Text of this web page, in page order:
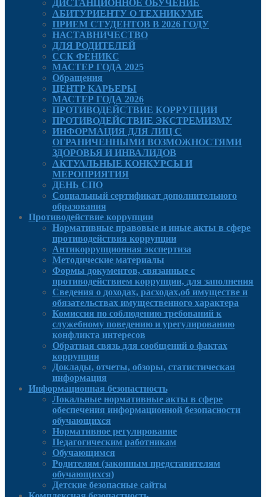
ДИСТАНЦИОННОЕ ОБУЧЕНИЕ
АБИТУРИЕНТУ О ТЕХНИКУМЕ
ПРИЕМ СТУДЕНТОВ В 2026 ГОДУ
НАСТАВНИЧЕСТВО
ДЛЯ РОДИТЕЛЕЙ
ССК ФЕНИКС
МАСТЕР ГОДА 2025
Обращения
ЦЕНТР КАРЬЕРЫ
МАСТЕР ГОДА 2026
ПРОТИВОДЕЙСТВИЕ КОРРУПЦИИ
ПРОТИВОДЕЙСТВИЕ ЭКСТРЕМИЗМУ
ИНФОРМАЦИЯ ДЛЯ ЛИЦ С
ОГРАНИЧЕННЫМИ ВОЗМОЖНОСТЯМИ
ЗДОРОВЬЯ И ИНВАЛИДОВ
АКТУАЛЬНЫЕ КОНКУРСЫ И
МЕРОПРИЯТИЯ
ДЕНЬ СПО
Социальный сертификат дополнительного
образования
Противодействие коррупции
Нормативные правовые и иные акты в сфере
противодействия коррупции
Антикоррупционная экспертиза
Методические материалы
Формы документов, связанные с
противодействием коррупции, для заполнения
Сведения о доходах, расходах,об имуществе и
обязательствах имущественного характера
Комиссия по соблюдению требований к
служебному поведению и урегулированию
конфликта интересов
Обратная связь для сообщений о фактах
коррупции
Доклады, отчеты, обзоры, статистическая
информация
Информационная безопастность
Локальные нормативные акты в сфере
обеспечения информационной безопасности
обучающихся
Нормативное регулирование
Педагогическим работникам
Обучающимся
Родителям (законным представителям
обучающихся)
Детские безопасные сайты